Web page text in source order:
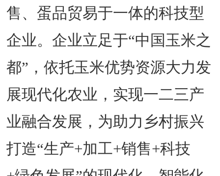
售、蛋品贸易于一体的科技型
企业。企业立足于“中国玉米之
都”，依托玉米优势资源大力发
展现代化农业，实现一二三产
业融合发展，为助力乡村振兴
打造“生产+加工+销售+科技